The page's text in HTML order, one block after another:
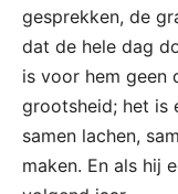
gesprekken, de
dat de hele dag
is voor hem geen
grootsheid; het is
samen lachen,
maken. En als hij